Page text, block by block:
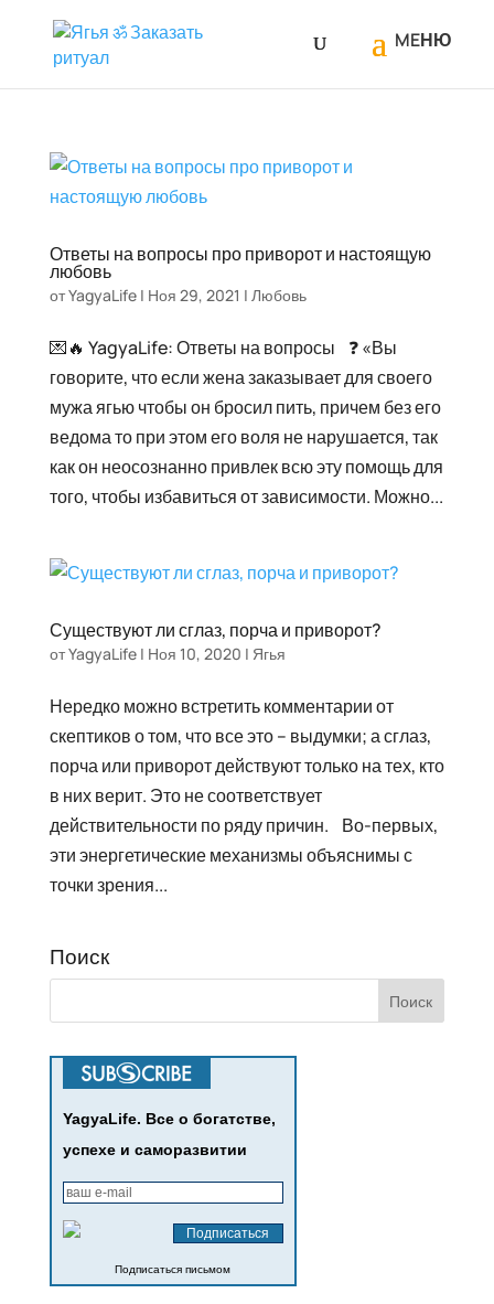
Ответы на вопросы про приворот и настоящую
любовь
отYagyaLife| Ноя 29, 2021 | Любовь
💌🔥 YagyaLife: Ответы на вопросы⠀❓ «Вы
говорите, что если жена заказывает для своего
мужа ягью чтобы он бросил пить, причем без его
ведома то при этом его воля не нарушается, так
как он неосознанно привлек всю эту помощь для
того, чтобы избавиться от зависимости. Можно...
Существуют ли сглаз, порча и приворот?
отYagyaLife| Ноя 10, 2020 | Ягья
Нередко можно встретить комментарии от
скептиков о том, что все это – выдумки; а сглаз,
порча или приворот действуют только на тех, кто
в них верит. Это не соответствует
действительности по ряду причин.⠀Во-первых,
эти энергетические механизмы объяснимы с
точки зрения...
Поиск
YagyaLife. Все о богатстве,
успехе и саморазвитии
Подписаться письмом